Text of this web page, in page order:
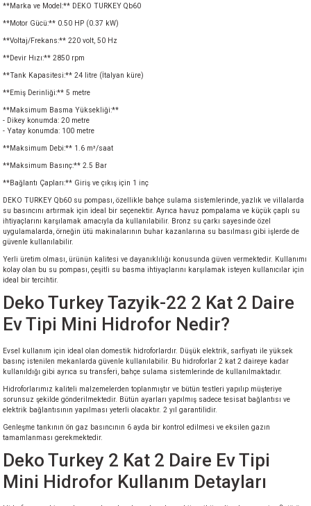
Makinesi
**Marka ve Model:** DEKO TURKEY Qb60
**Motor Gücü:** 0.50 HP (0.37 kW)
**Voltaj/Frekans:** 220 volt, 50 Hz
**Devir Hızı:** 2850 rpm
**Tank Kapasitesi:** 24 litre (İtalyan küre)
**Emiş Derinliği:** 5 metre
**Maksimum Basma Yüksekliği:**
- Dikey konumda: 20 metre
- Yatay konumda: 100 metre
**Maksimum Debi:** 1.6 m³/saat
**Maksimum Basınç:** 2.5 Bar
**Bağlantı Çapları:** Giriş ve çıkış için 1 inç
DEKO TURKEY Qb60 su pompası, özellikle bahçe sulama sistemlerinde, yazlık ve villalarda
su basıncını artırmak için ideal bir seçenektir. Ayrıca havuz pompalama ve küçük çaplı su
ihtiyaçlarını karşılamak amacıyla da kullanılabilir. Bronz su çarkı sayesinde özel
uygulamalarda, örneğin ütü makinalarının buhar kazanlarına su basılması gibi işlerde de
güvenle kullanılabilir.
Yerli üretim olması, ürünün kalitesi ve dayanıklılığı konusunda güven vermektedir. Kullanımı
kolay olan bu su pompası, çeşitli su basma ihtiyaçlarını karşılamak isteyen kullanıcılar için
ideal bir tercihtir.
Deko Turkey Tazyik-22 2 Kat 2 Daire
Ev Tipi Mini Hidrofor Nedir?
Evsel kullanım için ideal olan domestik hidroforlardır. Düşük elektrik, sarfiyatı ile yüksek
basınç istenilen mekanlarda güvenle kullanılabilir. Bu hidroforlar 2 kat 2 daireye kadar
kullanıldığı gibi ayrıca su transferi, bahçe sulama sistemlerinde de kullanılmaktadır.
Hidroforlarımız kaliteli malzemelerden toplanmıştır ve bütün testleri yapılıp müşteriye
sorunsuz şekilde gönderilmektedir. Bütün ayarları yapılmış sadece tesisat bağlantısı ve
elektrik bağlantısının yapılması yeterli olacaktır. 2 yıl garantilidir.
Genleşme tankının ön gaz basıncının 6 ayda bir kontrol edilmesi ve eksilen gazın
tamamlanması gerekmektedir.
Deko Turkey 2 Kat 2 Daire Ev Tipi
Mini Hidrofor Kullanım Detayları